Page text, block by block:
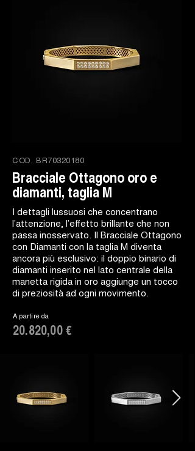
COD. BR70320180
Bracciale Ottagono oro e
diamanti, taglia M
I dettagli lussuosi che concentrano
l’attenzione, l’effetto brillante che non
passa inosservato. Il Bracciale Ottagono
con Diamanti con la taglia M diventa
ancora più esclusivo: il doppio binario di
diamanti inserito nel lato centrale della
manetta rigida in oro aggiunge un tocco
di preziosità ad ogni movimento.
A partire da
20.820,00 €